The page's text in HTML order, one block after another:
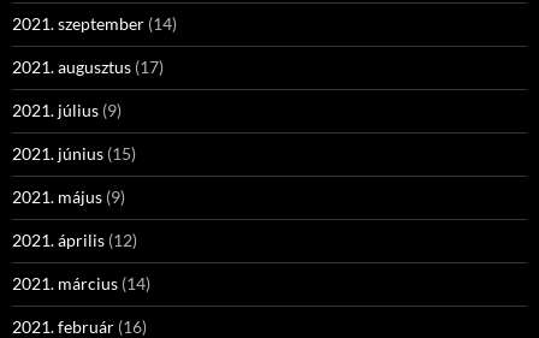
2021. szeptember (14)
2021. augusztus (17)
2021. július (9)
2021. június (15)
2021. május (9)
2021. április (12)
2021. március (14)
2021. február (16)